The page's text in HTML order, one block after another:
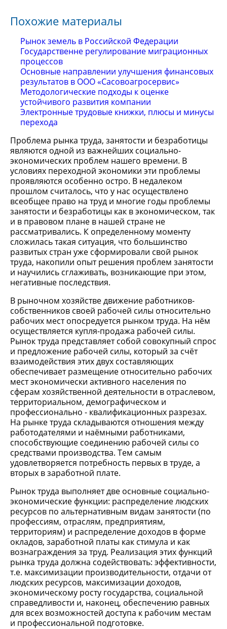
Похожие материалы
Рынок земель в Российской Федерации
Государственне регулирование миграционных
процессов
Основные направлении улучшения финансовых
результатов в ООО «Сасовоагросервис»
Методологические подходы к оценке
устойчивого развития компании
Электронные трудовые книжки, плюсы и минусы
перехода
Проблема рынка труда, занятости и безработицы
являются одной из важнейших социально-
экономических проблем нашего времени. В
условиях переходной экономики эти проблемы
проявляются особенно остро. В недалеком
прошлом считалось, что у нас осуществлено
всеобщее право на труд и многие годы проблемы
занятости и безработицы как в экономическом, так
и в правовом плане в нашей стране не
рассматривались. К определенному моменту
сложилась такая ситуация, что большинство
развитых стран уже сформировали свой рынок
труда, накопили опыт решения проблем занятости
и научились сглаживать, возникающие при этом,
негативные последствия.
В рыночном хозяйстве движение работников-
собственников своей рабочей силы относительно
рабочих мест опосредуется рынком труда. На нём
осуществляется купля-продажа рабочей силы.
Рынок труда представляет собой совокупный спрос
и предложение рабочей силы, который за счёт
взаимодействия этих двух составляющих
обеспечивает размещение относительно рабочих
мест экономически активного населения по
сферам хозяйственной деятельности в отраслевом,
территориальном, демографическом и
профессионально - квалификационных разрезах.
На рынке труда складываются отношения между
работодателями и наёмными работниками,
способствующие соединению рабочей силы со
средствами производства. Тем самым
удовлетворяется потребность первых в труде, а
вторых в заработной плате.
Рынок труда выполняет две основные социально-
экономические функции: распределение людских
ресурсов по альтернативным видам занятости (по
профессиям, отраслям, предприятиям,
территориям) и распределение доходов в форме
окладов, заработной платы как стимула и как
вознаграждения за труд. Реализация этих функций
рынка труда должна содействовать: эффективности,
т.е. максимизации производительности, отдачи от
людских ресурсов, максимизации доходов,
экономическому росту государства, социальной
справедливости и, наконец, обеспечению равных
для всех возможностей доступа к рабочим местам
и профессиональной подготовке.